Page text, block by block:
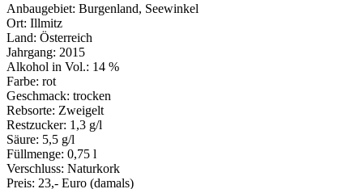
Anbaugebiet: Burgenland, Seewinkel
Ort: Illmitz
Land: Österreich
Jahrgang: 2015
Alkohol in Vol.: 14 %
Farbe: rot
Geschmack: trocken
Rebsorte: Zweigelt
Restzucker: 1,3 g/l
Säure: 5,5 g/l
Füllmenge: 0,75 l
Verschluss: Naturkork
Preis: 23,- Euro (damals)